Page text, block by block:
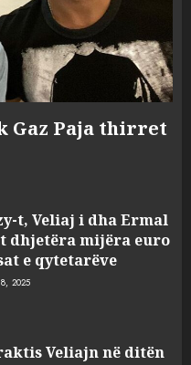
Paja thirret
t, Veliaj i dha Ermal
dhjetëra mijëra euro
e qytetarëve
2025
Veliajn në ditën
“One Albania”,